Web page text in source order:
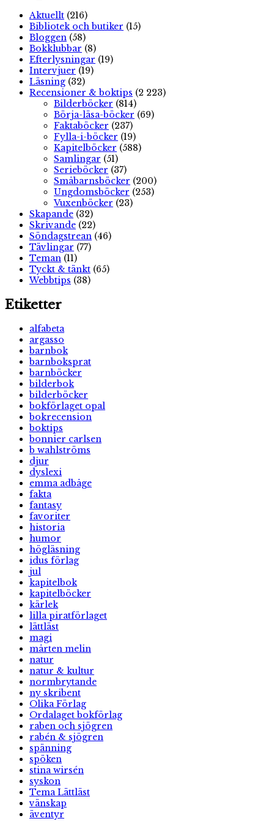
Aktuellt (216)
Bibliotek och butiker (15)
Bloggen (58)
Bokklubbar (8)
Efterlysningar (19)
Intervjuer (19)
Läsning (32)
Recensioner & boktips (2 223)
Bilderböcker (814)
Börja-läsa-böcker (69)
Faktaböcker (237)
Fylla-i-böcker (19)
Kapitelböcker (588)
Samlingar (51)
Serieböcker (37)
Småbarnsböcker (200)
Ungdomsböcker (253)
Vuxenböcker (23)
Skapande (32)
Skrivande (22)
Söndagstrean (46)
Tävlingar (77)
Teman (11)
Tyckt & tänkt (65)
Webbtips (38)
Etiketter
alfabeta
argasso
barnbok
barnboksprat
barnböcker
bilderbok
bilderböcker
bokförlaget opal
bokrecension
boktips
bonnier carlsen
b wahlströms
djur
dyslexi
emma adbåge
fakta
fantasy
favoriter
historia
humor
högläsning
idus förlag
jul
kapitelbok
kapitelböcker
kärlek
lilla piratförlaget
lättläst
magi
mårten melin
natur
natur & kultur
normbrytande
ny skribent
Olika Förlag
Ordalaget bokförlag
raben och sjögren
rabén & sjögren
spänning
spöken
stina wirsén
syskon
Tema Lättläst
vänskap
äventyr